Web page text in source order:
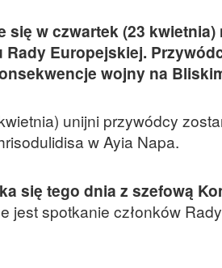
się w czwartek (23
Europejskiej.
wojny na
unijni przywódcy
w Ayia Napa.
się tego dnia z szefową
jest spotkanie członków